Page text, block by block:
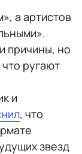
а артистов
причины, но
ругают
и
, что
звезд